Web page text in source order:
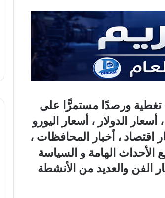
تغطية ورصدًا مستمرًّا على
، أسعار الدولار ، أسعار اليورو
اقتصاد ، أخبار المحافظات ،
الأحداث الهامة و السياسة
الفن والعديد من الأنشطة